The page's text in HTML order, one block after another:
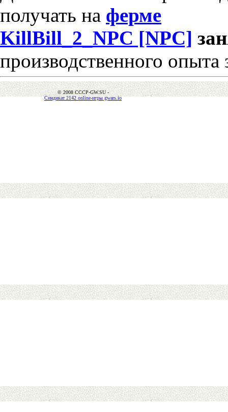
получать на ферме
KillBill_2_NPC [NPC]
производственного опыта
© 2008 CCCP-GW.SU -
Синдикат 2142 online-игры gwars.io